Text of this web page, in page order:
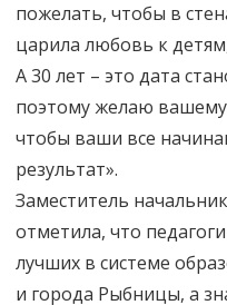
пожелать, чтобы в
царила любовь к
А 30 лет – это дата
поэтому желаю вашему
чтобы ваши все
результат».
Заместитель
отметила, что
лучших в системе
и города Рыбницы, а